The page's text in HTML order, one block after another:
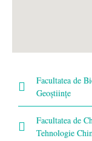
Facultatea de
Geoștiințe
Facultatea de
Tehnologie